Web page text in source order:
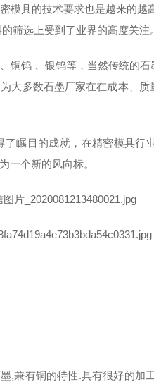
模具的技术要求也是越来的
筛选上受到了业界的高度关注。
铜钨 、银钨等，当然传统的
大多数石墨厂家在在成本、
瞩目的成就，在精密模具行
一个新的风向标。
,兼有铜的特性.具有很好的加